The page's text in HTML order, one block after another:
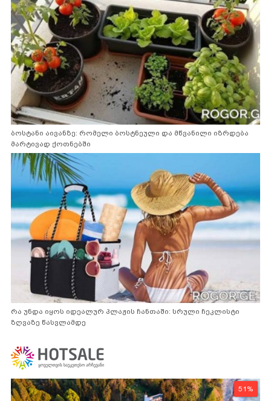
ბოსტანი აივანზე: რომელი ბოსტნეული და მწვანილი იზრდება
მარტივად ქოთნებში
რა უნდა იყოს იდეალურ პლაჟის ჩანთაში: სრული ჩეკლისტი
ზღვაზე წასვლამდე
51%